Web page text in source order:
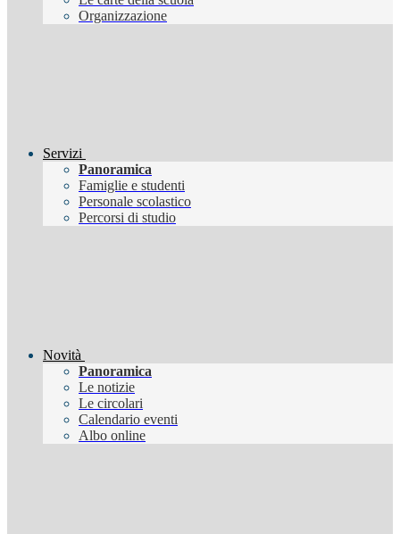
Organizzazione
Servizi
Panoramica
Famiglie e studenti
Personale scolastico
Percorsi di studio
Novità
Panoramica
Le notizie
Le circolari
Calendario eventi
Albo online